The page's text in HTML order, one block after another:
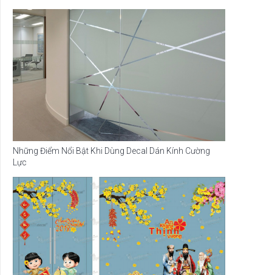
Những Điểm Nổi Bật Khi Dùng Decal Dán Kính Cường
Lực